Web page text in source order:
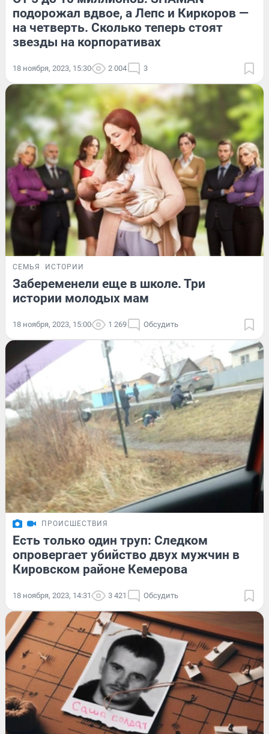
подорожал вдвое, а Лепс и Киркоров —
на четверть. Сколько теперь стоят
звезды на корпоративах
18 ноября, 2023, 15:30 2 004 3
СЕМЬЯ ИСТОРИИ
Забеременели еще в школе. Три
истории молодых мам
18 ноября, 2023, 15:00 1 269 Обсудить
ПРОИСШЕСТВИЯ
Есть только один труп: Следком
опровергает убийство двух мужчин в
Кировском районе Кемерова
18 ноября, 2023, 14:31 3 421 Обсудить